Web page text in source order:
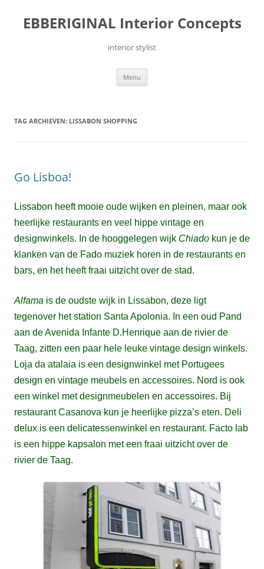
inhoud
EBBERIGINAL Interior Concepts
interior stylist
Menu
TAG ARCHIEVEN: LISSABON SHOPPING
Go Lisboa!
Lissabon heeft mooie oude wijken en pleinen, maar ook
heerlijke restaurants en veel hippe vintage en
designwinkels. In de hooggelegen wijk Chiado kun je de
klanken van de Fado muziek horen in de restaurants en
bars, en het heeft fraai uitzicht over de stad.
Alfama is de oudste wijk in Lissabon, deze ligt
tegenover het station Santa Apolonia. In een oud Pand
aan de Avenida Infante D.Henrique aan de rivier de
Taag, zitten een paar hele leuke vintage design winkels.
Loja da atalaia is een designwinkel met Portugees
design en vintage meubels en accessoires. Nord is ook
een winkel met designmeubelen en accessoires. Bij
restaurant Casanova kun je heerlijke pizza’s eten. Deli
delux is een delicatessenwinkel en restaurant. Facto lab
is een hippe kapsalon met een fraai uitzicht over de
rivier de Taag.